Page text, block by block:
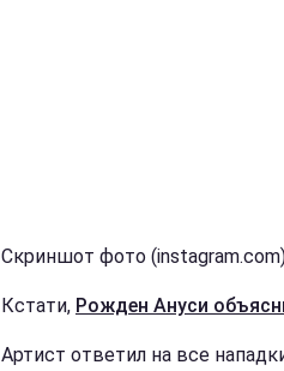
Скриншот фото
Кстати, Рожден Ануси
Артист ответил на все